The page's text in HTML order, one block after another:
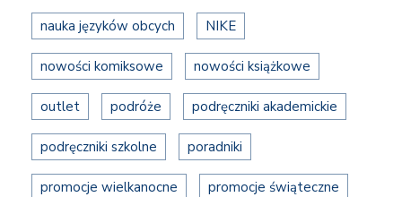
nauka języków obcych NIKE
nowości komiksowe nowości książkowe
outlet podróże podręczniki akademickie
podręczniki szkolne poradniki
promocje wielkanocne promocje świąteczne